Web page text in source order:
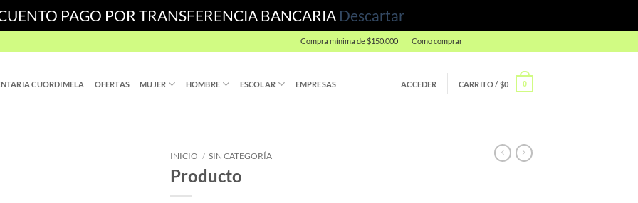
PAGO POR TRANSFERENCIA BANCARIA Descartar
Compra mínima de $150.000 Como comprar
CUORDIMELA OFERTAS MUJER HOMBRE ESCOLAR EMPRESAS ACCEDER CARRITO /$0 0
INICIO / SIN CATEGORÍA
Producto